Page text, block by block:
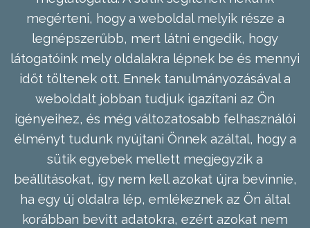
megérteni, hogy a weboldal melyik része a
legnépszerűbb, mert látni engedik, hogy
látogatóink mely oldalakra lépnek be és mennyi
időt töltenek ott. Ennek tanulmányozásával a
weboldalt jobban tudjuk igazítani az Ön
igényeihez, és még változatosabb felhasználói
élményt tudunk nyújtani Önnek azáltal, hogy a
sütik egyebek mellett megjegyzik a
beállításokat, így nem kell azokat újra bevinnie,
ha egy új oldalra lép, emlékeznek az Ön által
korábban bevitt adatokra, ezért azokat nem